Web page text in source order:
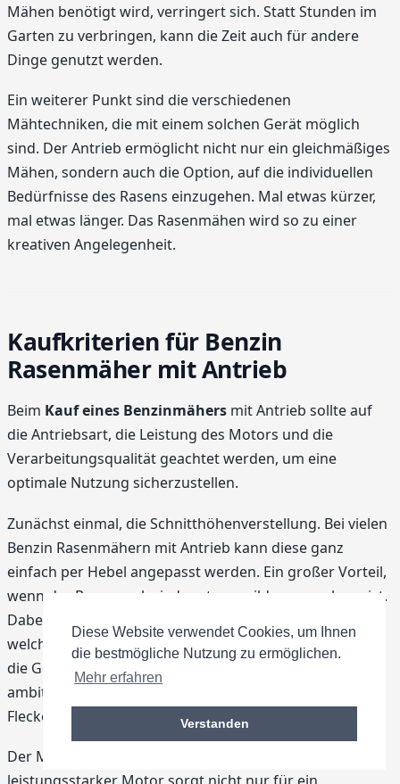
Diese Website verwendet Cookies, um Ihnen
die bestmögliche Nutzung zu ermöglichen.
Mehr erfahren
Verstanden
Mähen benötigt wird, verringert sich. Statt Stunden im
Garten zu verbringen, kann die Zeit auch für andere
Dinge genutzt werden.
Ein weiterer Punkt sind die verschiedenen
Mähtechniken, die mit einem solchen Gerät möglich
sind. Der Antrieb ermöglicht nicht nur ein gleichmäßiges
Mähen, sondern auch die Option, auf die individuellen
Bedürfnisse des Rasens einzugehen. Mal etwas kürzer,
mal etwas länger. Das Rasenmähen wird so zu einer
kreativen Angelegenheit.
Kaufkriterien für Benzin
Rasenmäher mit Antrieb
Beim Kauf eines Benzinmähers mit Antrieb sollte auf
die Antriebsart, die Leistung des Motors und die
Verarbeitungsqualität geachtet werden, um eine
optimale Nutzung sicherzustellen.
Zunächst einmal, die Schnitthöhenverstellung. Bei vielen
Benzin Rasenmähern mit Antrieb kann diese ganz
einfach per Hebel angepasst werden. Ein großer Vorteil,
wenn der Rasen mal wieder etwas wilder gewachsen ist.
Dabei ist es hilfreich, sich im Klaren darüber zu sein,
welche Rasenhöhe am schönsten aussieht und was für
die Gesundheit des Rasens am besten ist. Zu viel
ambitioniertes Mähen kann schnell zu einem braunen
Fleckenteppich führen.
Der Motor ist ein weiterer wichtiger Punkt. Ein